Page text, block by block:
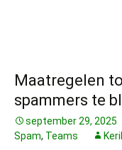
Maatregelen
spammers te
september 29, 2025
Spam, Teams